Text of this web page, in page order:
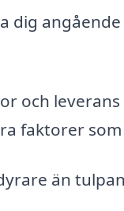
dig
och
faktorer
än